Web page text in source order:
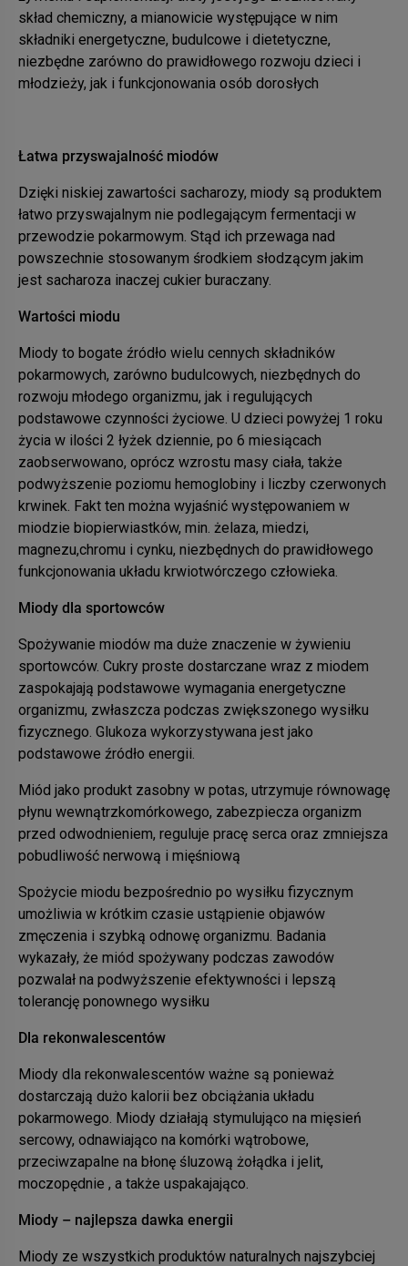
skład chemiczny, a mianowicie występujące w nim
składniki energetyczne, budulcowe i dietetyczne,
niezbędne zarówno do prawidłowego rozwoju dzieci i
młodzieży, jak i funkcjonowania osób dorosłych
Łatwa przyswajalność miodów
Dzięki niskiej zawartości sacharozy, miody są produktem
łatwo przyswajalnym nie podlegającym fermentacji w
przewodzie pokarmowym. Stąd ich przewaga nad
powszechnie stosowanym środkiem słodzącym jakim
jest sacharoza inaczej cukier buraczany.
Wartości miodu
Miody to bogate źródło wielu cennych składników
pokarmowych, zarówno budulcowych, niezbędnych do
rozwoju młodego organizmu, jak i regulujących
podstawowe czynności życiowe. U dzieci powyżej 1 roku
życia w ilości 2 łyżek dziennie, po 6 miesiącach
zaobserwowano, oprócz wzrostu masy ciała, także
podwyższenie poziomu hemoglobiny i liczby czerwonych
krwinek. Fakt ten można wyjaśnić występowaniem w
miodzie biopierwiastków, min. żelaza, miedzi,
magnezu,chromu i cynku, niezbędnych do prawidłowego
funkcjonowania układu krwiotwórczego człowieka.
Miody dla sportowców
Spożywanie miodów ma duże znaczenie w żywieniu
sportowców. Cukry proste dostarczane wraz z miodem
zaspokajają podstawowe wymagania energetyczne
organizmu, zwłaszcza podczas zwiększonego wysiłku
fizycznego. Glukoza wykorzystywana jest jako
podstawowe źródło energii.
Miód jako produkt zasobny w potas, utrzymuje równowagę
płynu wewnątrzkomórkowego, zabezpiecza organizm
przed odwodnieniem, reguluje pracę serca oraz zmniejsza
pobudliwość nerwową i mięśniową
Spożycie miodu bezpośrednio po wysiłku fizycznym
umożliwia w krótkim czasie ustąpienie objawów
zmęczenia i szybką odnowę organizmu. Badania
wykazały, że miód spożywany podczas zawodów
pozwalał na podwyższenie efektywności i lepszą
tolerancję ponownego wysiłku
Dla rekonwalescentów
Miody dla rekonwalescentów ważne są ponieważ
dostarczają dużo kalorii bez obciążania układu
pokarmowego. Miody działają stymulująco na mięsień
sercowy, odnawiająco na komórki wątrobowe,
przeciwzapalne na błonę śluzową żołądka i jelit,
moczopędnie , a także uspakajająco.
Miody – najlepsza dawka energii
Miody ze wszystkich produktów naturalnych najszybciej